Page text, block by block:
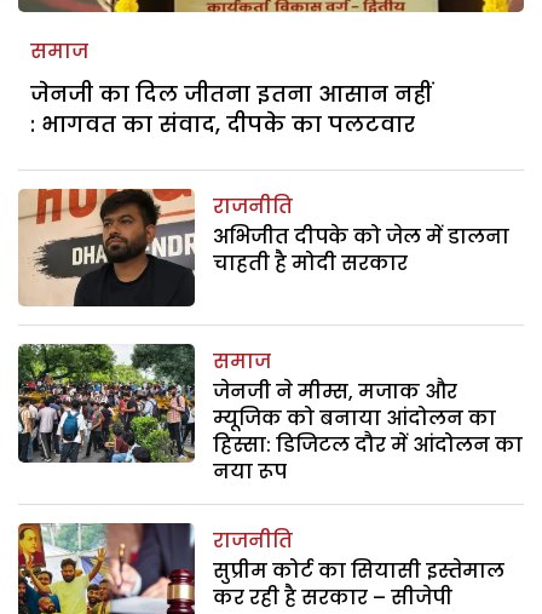
समाज
जेनजी का दिल जीतना इतना आसान नहीं
: भागवत का संवाद, दीपके का पलटवार
राजनीति
अभिजीत दीपके को जेल में डालना
चाहती है मोदी सरकार
समाज
जेनजी ने मीम्स, मजाक और
म्यूजिक को बनाया आंदोलन का
हिस्सा: डिजिटल दौर में आंदोलन का
नया रूप
राजनीति
सुप्रीम कोर्ट का सियासी इस्तेमाल
कर रही है सरकार – सीजेपी